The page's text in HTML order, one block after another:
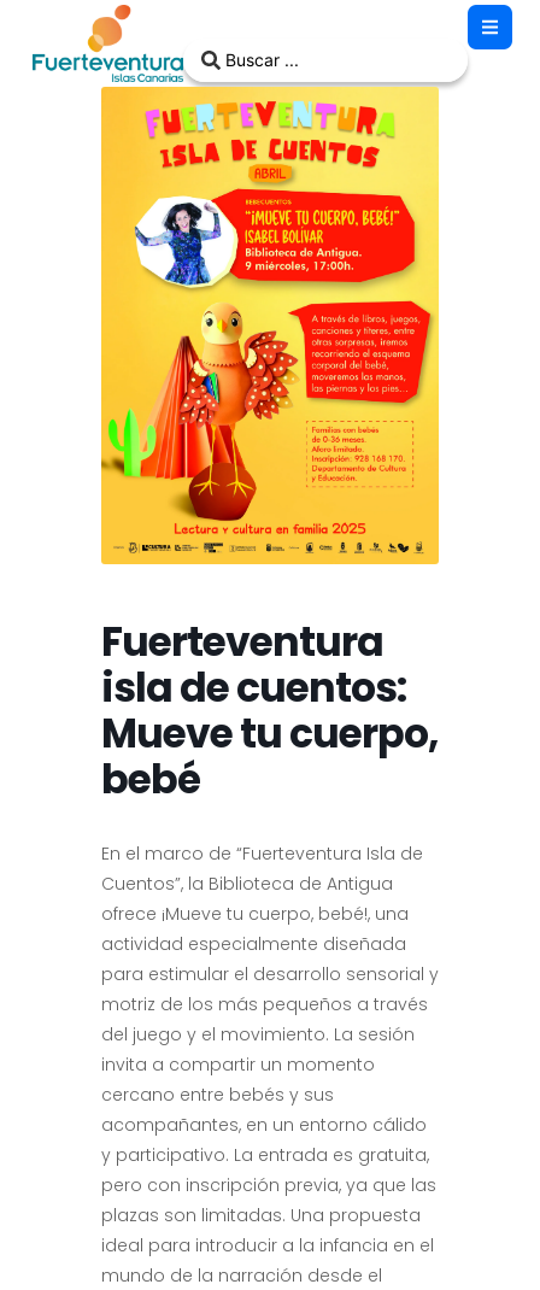
Fuerteventura
isla de cuentos:
Mueve tu cuerpo,
bebé
En el marco de “Fuerteventura Isla de
Cuentos”, la Biblioteca de Antigua
ofrece ¡Mueve tu cuerpo, bebé!, una
actividad especialmente diseñada
para estimular el desarrollo sensorial y
motriz de los más pequeños a través
del juego y el movimiento. La sesión
invita a compartir un momento
cercano entre bebés y sus
acompañantes, en un entorno cálido
y participativo. La entrada es gratuita,
pero con inscripción previa, ya que las
plazas son limitadas. Una propuesta
ideal para introducir a la infancia en el
mundo de la narración desde el